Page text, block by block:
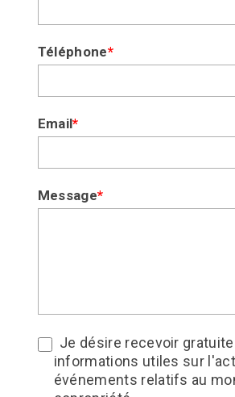
Téléphone*
Email*
Message*
Je désire recevoir
informations utiles sur
événements relatifs au
un
humain,
ne
ce